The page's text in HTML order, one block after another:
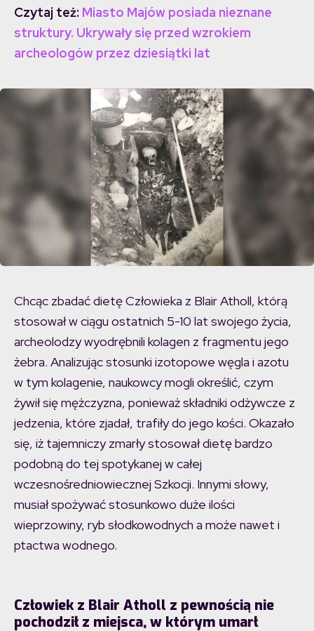
Czytaj też: Miasto Majów posiada nieznane
struktury. Ukrywały się przed wzrokiem
archeologów przez dziesiątki lat
Chcąc zbadać dietę Człowieka z Blair Atholl, którą
stosował w ciągu ostatnich 5-10 lat swojego życia,
archeolodzy wyodrębnili kolagen z fragmentu jego
żebra. Analizując stosunki izotopowe węgla i azotu
w tym kolagenie, naukowcy mogli określić, czym
żywił się mężczyzna, ponieważ składniki odżywcze z
jedzenia, które zjadał, trafiły do jego kości. Okazało
się, iż tajemniczy zmarły stosował dietę bardzo
podobną do tej spotykanej w całej
wczesnośredniowiecznej Szkocji. Innymi słowy,
musiał spożywać stosunkowo duże ilości
wieprzowiny, ryb słodkowodnych a może nawet i
ptactwa wodnego.
Człowiek z Blair Atholl z pewnością nie
pochodził z miejsca, w którym umarł